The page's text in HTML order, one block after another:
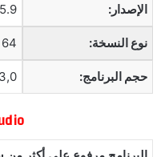
الإصدار:
نوع النسخة: 64 & 32 Bit
حجم البرنامج: MB